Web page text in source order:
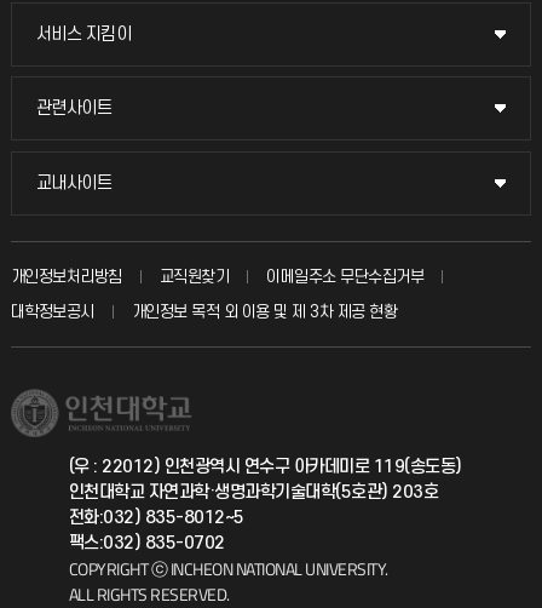
교무회의방송
입학안내
취업정보(학생)
서비스 지킴이
서비스 지킴이
묻고 답하기
칭찬마당
학생서비스 지킴이
관련사이트
관련사이트
국방헬프콜
총동문회
교내사이트
교내사이트
교수회
교육혁신본부
국제지원과
공자아카데미
기초교육원
개인정보처리방침 교직원찾기
이메일주소 무단수집거부
대학정보공시
개인정보 목적 외 이용 및 제 3차 제공 현황
(우 : 22012) 인천광역시 연수구 아카데미로 119(송도동)
인천대학교 자연과학·생명과학기술대학(5호관) 203호
전화:032) 835-8012~5
팩스:032) 835-0702
COPYRIGHT ⓒ INCHEON NATIONAL UNIVERSITY.
ALL RIGHTS RESERVED.